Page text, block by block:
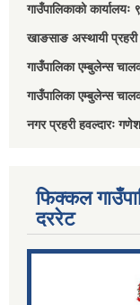
गाउँपालिकाको
खाङसाङ अस्थायी
गाउँपालिका एम्बुलेन्स
गाउँपालिका एम्बुलेन्स
नगर प्रहरी हवल्दारः
फिक्कल
दररेट